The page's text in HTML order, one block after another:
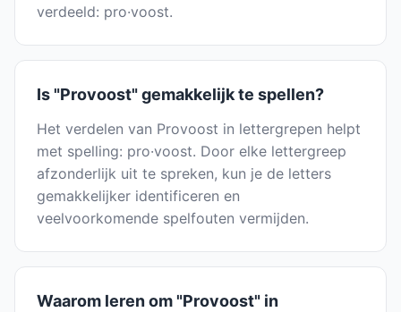
verdeeld: pro·voost.
Is "Provoost" gemakkelijk te spellen?
Het verdelen van Provoost in lettergrepen helpt
met spelling: pro·voost. Door elke lettergreep
afzonderlijk uit te spreken, kun je de letters
gemakkelijker identificeren en
veelvoorkomende spelfouten vermijden.
Waarom leren om "Provoost" in